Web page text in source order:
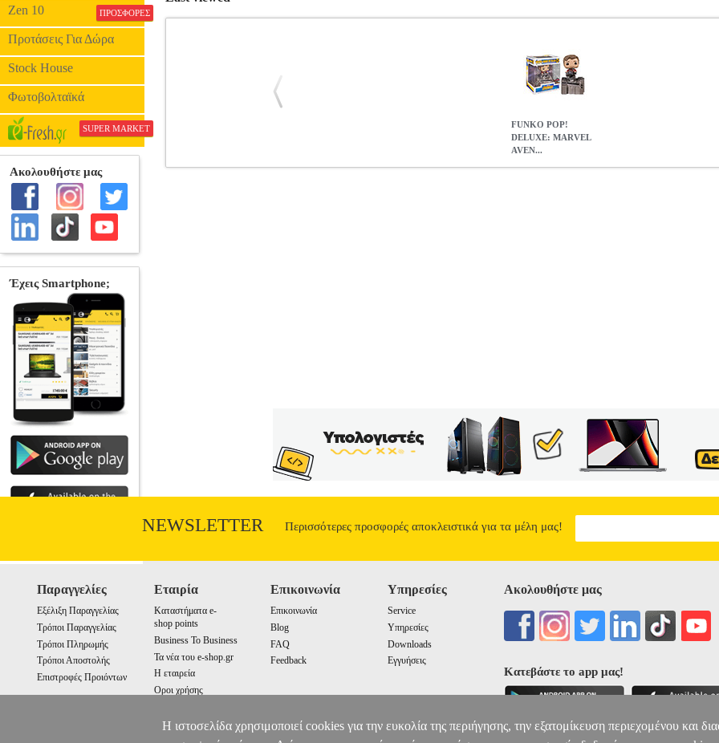
Zen 10 ΠΡΟΣΦΟΡΕΣ
Προτάσεις Για Δώρα
Stock House
Φωτοβολταϊκά
SUPER MARKET
FUNKO POP!
DELUXE: MARVEL
AVEN...
NEWSLETTER Περισσότερες προσφορές αποκλειστικά για τα μέλη μας!
Παραγγελίες
Εξέλιξη Παραγγελίας
Τρόποι Παραγγελίας
Τρόποι Πληρωμής
Τρόποι Αποστολής
Επιστροφές Προιόντων
Εταιρία
Καταστήματα e-
shop points
Business To Business
Τα νέα του e-shop.gr
Η εταιρεία
Οροι χρήσης
Επικοινωνία
Επικοινωνία
Blog
FAQ
Feedback
Υπηρεσίες
Service
Υπηρεσίες
Downloads
Εγγυήσεις
Ακολουθήστε μας
Κατεβάστε το app μας!
Η ιστοσελίδα χρησιμοποιεί cookies για την ευκολία της περιήγησης, την εξατομίκευση περιεχομένου και